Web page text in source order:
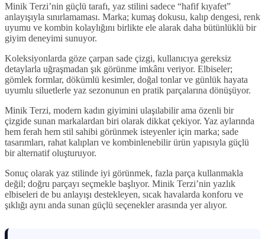
Minik Terzi’nin güçlü tarafı, yaz stilini sadece “hafif kıyafet”
anlayışıyla sınırlamaması. Marka; kumaş dokusu, kalıp dengesi, renk
uyumu ve kombin kolaylığını birlikte ele alarak daha bütünlüklü bir
giyim deneyimi sunuyor.
Koleksiyonlarda göze çarpan sade çizgi, kullanıcıya gereksiz
detaylarla uğraşmadan şık görünme imkânı veriyor. Elbiseler;
gömlek formlar, dökümlü kesimler, doğal tonlar ve günlük hayata
uyumlu siluetlerle yaz sezonunun en pratik parçalarına dönüşüyor.
Minik Terzi, modern kadın giyimini ulaşılabilir ama özenli bir
çizgide sunan markalardan biri olarak dikkat çekiyor. Yaz aylarında
hem ferah hem stil sahibi görünmek isteyenler için marka; sade
tasarımları, rahat kalıpları ve kombinlenebilir ürün yapısıyla güçlü
bir alternatif oluşturuyor.
Sonuç olarak yaz stilinde iyi görünmek, fazla parça kullanmakla
değil; doğru parçayı seçmekle başlıyor. Minik Terzi’nin yazlık
elbiseleri de bu anlayışı destekleyen, sıcak havalarda konforu ve
şıklığı aynı anda sunan güçlü seçenekler arasında yer alıyor.